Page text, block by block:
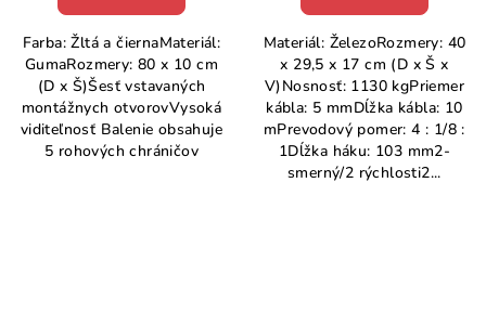
Farba: Žltá a čiernaMateriál:
GumaRozmery: 80 x 10 cm
(D x Š)Šesť vstavaných
montážnych otvorovVysoká
viditeľnosť Balenie obsahuje
5 rohových chráničov
Materiál: ŽelezoRozmery: 40
x 29,5 x 17 cm (D x Š x
V)Nosnosť: 1130 kgPriemer
kábla: 5 mmDĺžka kábla: 10
mPrevodový pomer: 4 : 1/8 :
1Dĺžka háku: 103 mm2-
smerný/2 rýchlosti2...